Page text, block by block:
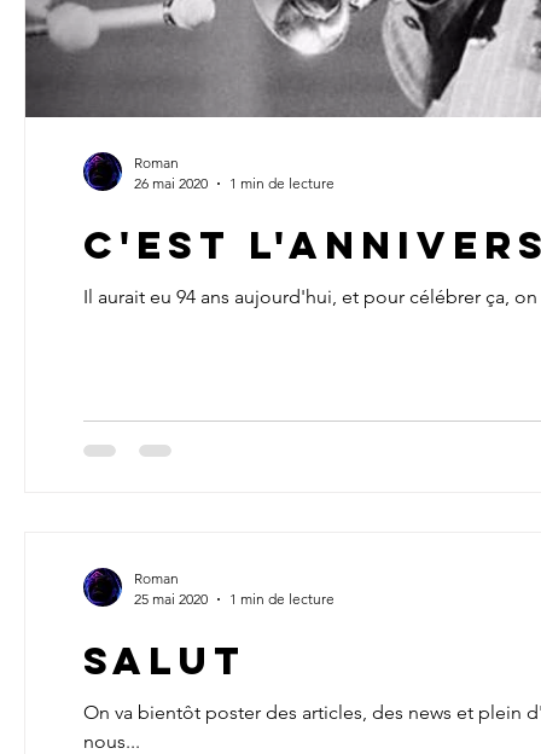
C'est
Il aurait eu 94 ans aujourd'hui, et pour célébrer ça,
Roman
26 mai 2020
1 min de lecture
Salut
On va bientôt poster des articles, des news et plein
nous...
Roman
25 mai 2020
1 min de lecture